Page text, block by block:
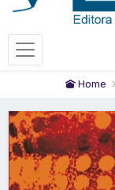
Home